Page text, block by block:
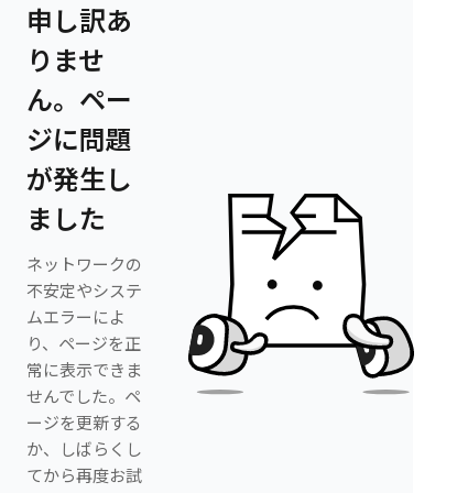
申し訳あ
りませ
ん。ペー
ジに問題
が発生し
ました
ネットワークの
不安定やシステ
ムエラーによ
り、ページを正
常に表示できま
せんでした。ペ
ージを更新する
か、しばらくし
てから再度お試